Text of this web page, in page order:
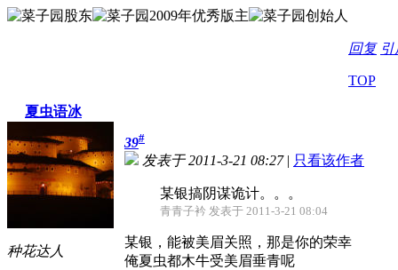
回复
TOP
夏虫语冰
种花达人
39#
发表于 2011-3-21 08:27| 只看该作者
某银搞阴谋诡计。。。
青青子衿 发表于 2011-3-21 08:04
某银，能被美眉关照，那是你的荣幸
俺夏虫都木牛受美眉垂青呢